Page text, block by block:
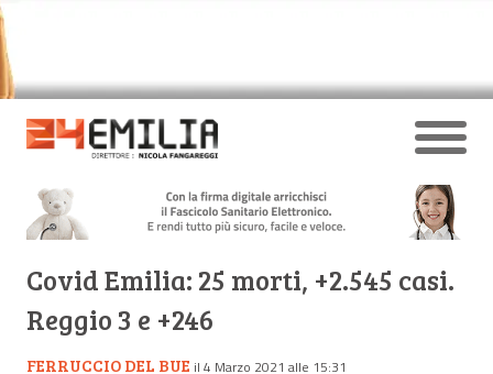
Covid Emilia: 25 morti, +2.545 casi.
Reggio 3 e +246
FERRUCCIO DEL BUE il 4 Marzo 2021 alle 15:31